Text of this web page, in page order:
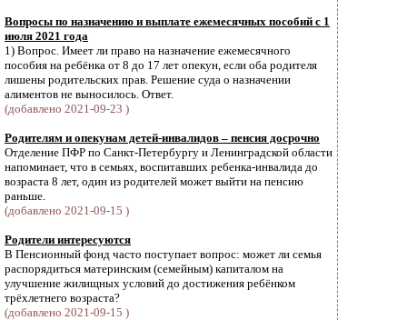
Вопросы по назначению и выплате ежемесячных пособий с 1
июля 2021 года
1) Вопрос. Имеет ли право на назначение ежемесячного
пособия на ребёнка от 8 до 17 лет опекун, если оба родителя
лишены родительских прав. Решение суда о назначении
алиментов не выносилось. Ответ.
(добавлено 2021-09-23 )
Родителям и опекунам детей-инвалидов – пенсия досрочно
Отделение ПФР по Санкт-Петербургу и Ленинградской области
напоминает, что в семьях, воспитавших ребенка-инвалида до
возраста 8 лет, один из родителей может выйти на пенсию
раньше.
(добавлено 2021-09-15 )
Родители интересуются
В Пенсионный фонд часто поступает вопрос: может ли семья
распорядиться материнским (семейным) капиталом на
улучшение жилищных условий до достижения ребёнком
трёхлетнего возраста?
(добавлено 2021-09-15 )